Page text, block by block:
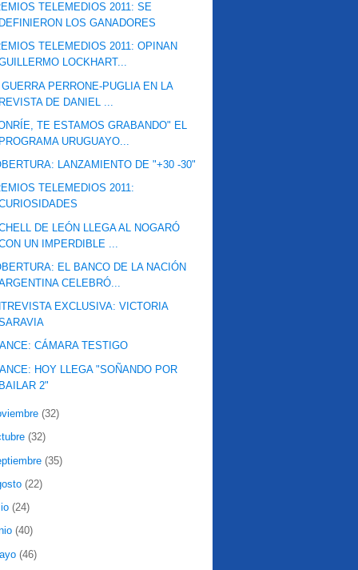
TELEMEDIOS 2011: SE
LOS GANADORES
TELEMEDIOS 2011: OPINAN
LOCKHART...
GUERRA PERRONE-PUGLIA EN LA
DE DANIEL ...
TE ESTAMOS GRABANDO" EL
URUGUAYO...
LANZAMIENTO DE "+30 -30"
TELEMEDIOS 2011:
DE LEÓN LLEGA AL NOGARÓ
UN IMPERDIBLE ...
EL BANCO DE LA NACIÓN
CELEBRÓ...
EXCLUSIVA: VICTORIA
CÁMARA TESTIGO
HOY LLEGA "SOÑANDO POR
2"
(32)
(32)
(35)
(22)
(24)
(40)
(46)